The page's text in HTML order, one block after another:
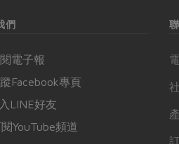
們
電子報
Facebook專頁
LINE好友
YouTube頻道